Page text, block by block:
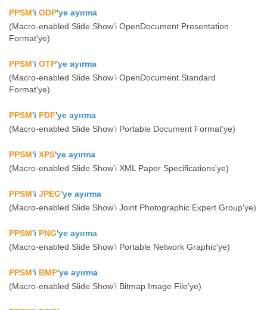
PPSM'i ODP'ye ayırma
(Macro-enabled Slide Show'i OpenDocument Presentation
Format'ye)
PPSM'i OTP'ye ayırma
(Macro-enabled Slide Show'i OpenDocument Standard
Format'ye)
PPSM'i PDF'ye ayırma
(Macro-enabled Slide Show'i Portable Document Format'ye)
PPSM'i XPS'ye ayırma
(Macro-enabled Slide Show'i XML Paper Specifications'ye)
PPSM'i JPEG'ye ayırma
(Macro-enabled Slide Show'i Joint Photographic Expert Group'ye)
PPSM'i PNG'ye ayırma
(Macro-enabled Slide Show'i Portable Network Graphic'ye)
PPSM'i BMP'ye ayırma
(Macro-enabled Slide Show'i Bitmap Image File'ye)